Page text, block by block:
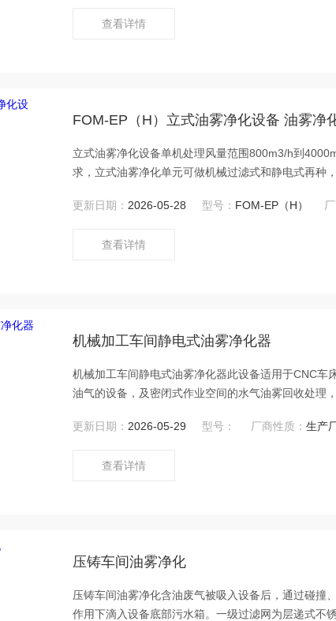
查看详情
FOM-EP（H）立式油雾净化设备 油雾净
立式油雾净化设备单机处理风量范围800m3/h到
求，立式油雾净化单元可做机械过滤式和静电式再种
更新日期： 2026-05-28 型号： FOM-EP（H）
查看详情
机械加工车间静电式油雾净化器
机械加工车间静电式油雾净化器此设备适用于CNC车
油气的设备，及密闭式作业空间的水气油雾回收处理
更新日期： 2026-05-29 型号： 厂商性质：生产
查看详情
压铸车间油雾净化
压铸车间油雾净化含油废气被吸入设备后，通过碰撞
作用下滴入设备底部污水箱。一级过滤网为层递式不